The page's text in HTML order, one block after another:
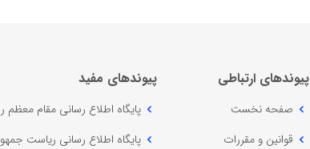
پیوندهای ارتباطی
صفحه نخست
قوانین و مقررات
پیوندهای مفید
پایگاه اطلاع رسانی مقام معظم
پایگاه اطلاع رسانی ریاست